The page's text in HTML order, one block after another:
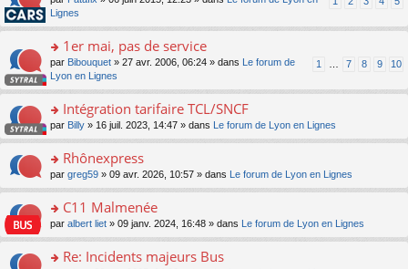
ntle
s
ré
e
o
n
lu
pl
ré
c
e
a
n
o
n
lu
le
u
ré
c
e
le
m
e
s
s
a
n
o
n
lu
pl
s
ré
c
nt
s
er
le
m
e
s
s
e
n
o
n
le
u
Lignes
o
s
er
le
m
e
s
g
e
n
o
1er mai, pas de service
1 7 8 9 10
par Bibouquet » 27 avr. 2006, 06:24 » dans
Le forum de
Lyon en Lignes
o
n
ult
er
le
m
e
a
Intégration tarifaire TCL/SNCF
par Billy » 16 juil. 2023, 14:47 » dans Le forum de Lyon en Lignes
o
n
ult
er
le
m
Rhônexpress
par greg59 » 09 avr. 2026, 10:57 » dans Le forum de Lyon en Lignes
o
n
ult
C11 Malmenée
par albert liet » 09 janv. 2024, 16:48 » dans Le forum de Lyon en Lignes
Re: Incidents majeurs Bus